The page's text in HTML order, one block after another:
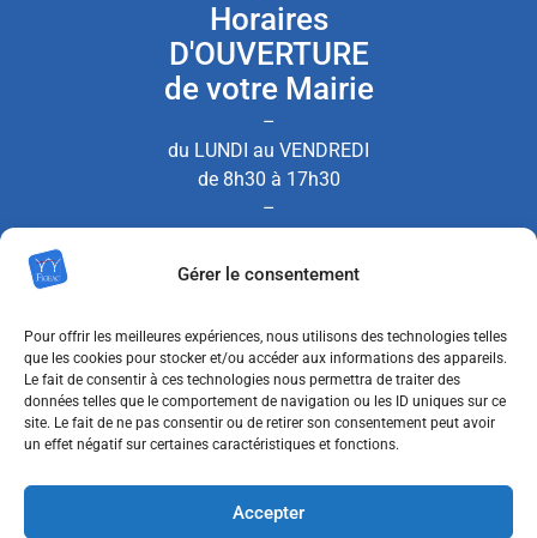
Gérer le consentement
Pour offrir les meilleures expériences, nous utilisons des technologies telles
que les cookies pour stocker et/ou accéder aux informations des appareils.
Le fait de consentir à ces technologies nous permettra de traiter des
données telles que le comportement de navigation ou les ID uniques sur ce
site. Le fait de ne pas consentir ou de retirer son consentement peut avoir
un effet négatif sur certaines caractéristiques et fonctions.
Accepter
Horaires
D'OUVERTURE
de votre Mairie
–
du LUNDI au VENDREDI
de 8h30 à 17h30
–
Nous contacter
MENTIONS LÉGALES